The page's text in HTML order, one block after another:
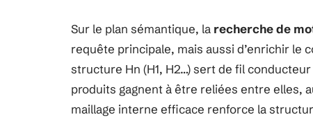
Sur le plan sémantique, la recherche de
requête principale, mais aussi d’enrichir le
structure Hn (H1, H2…) sert de fil
produits gagnent à être reliées entre elles,
maillage interne efficace renforce la